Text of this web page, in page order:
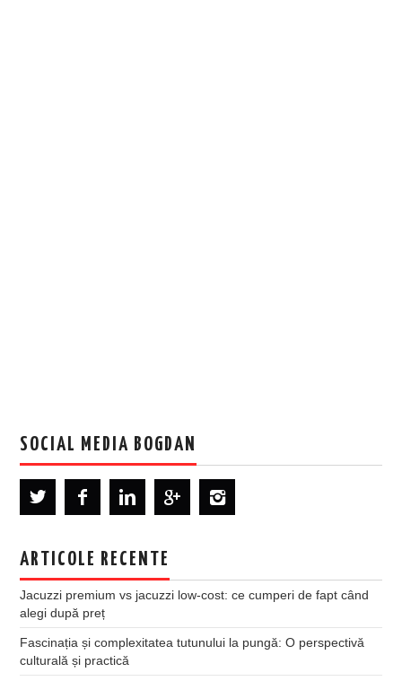
SOCIAL MEDIA BOGDAN
ARTICOLE RECENTE
Jacuzzi premium vs jacuzzi low-cost: ce cumperi de fapt când
alegi după preț
Fascinația și complexitatea tutunului la pungă: O perspectivă
culturală și practică